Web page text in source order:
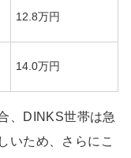
12.8万円
14.0万円
、DINKS世帯は急
いため、さらにこ